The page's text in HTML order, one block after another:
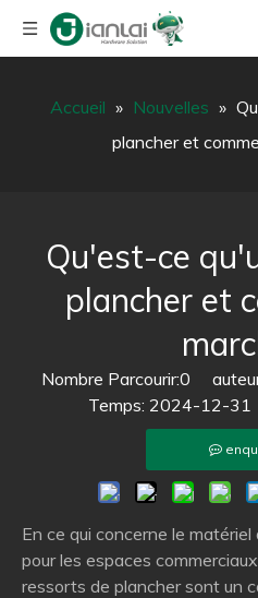
Accueil » Nouvelles »
plancher et
Qu'est-ce
plancher et
Nombre Parcourir:0
Temps: 2024-12-
En ce qui concerne le
pour les espaces
ressorts de plancher sont un